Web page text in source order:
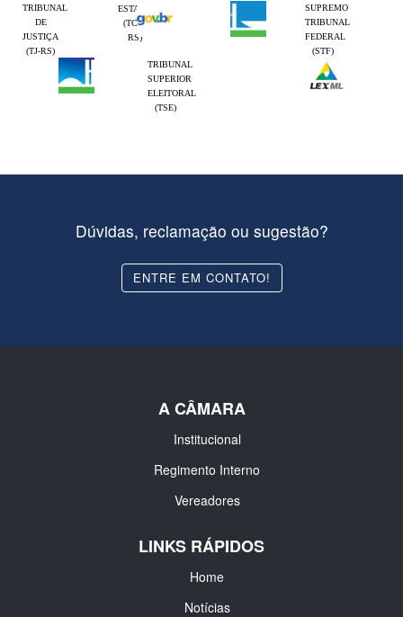
ESTADO
(TCE-
RS)
TRIBUNAL
DE
JUSTIÇA
(TJ-RS)
SUPREMO
TRIBUNAL
FEDERAL
(STF)
TRIBUNAL
SUPERIOR
ELEITORAL
(TSE)
Dúvidas, reclamação ou sugestão?
ENTRE EM CONTATO!
A CÂMARA
Institucional
Regimento Interno
Vereadores
LINKS RÁPIDOS
Home
Notícias